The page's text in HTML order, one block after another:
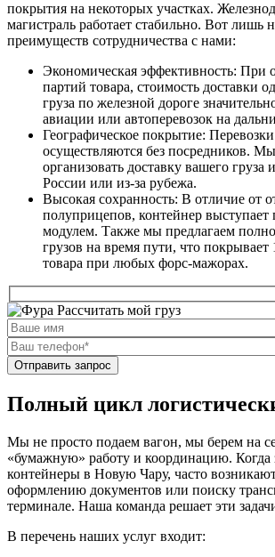
покрытия на некоторых участках.
магистраль работает стабильно. Вот лишь
преимуществ сотрудничества с нами:
Экономическая эффективность: При
партий товара, стоимость доставки
груза по железной дороге
авиации или автоперевозок на
Географическое покрытие:
осуществляются без посредников.
организовать доставку вашего груза
России или из-за рубежа.
Высокая сохранность: В отличие от
полуприцепов, контейнер
модулем. Также мы предлагаем
грузов на время пути, что покрывает
товара при любых форс-мажорах.
Рассчитать мой груз
Полный цикл
Мы не просто подаем вагон, мы берем на
«бумажную» работу и координацию. Когда
контейнеры в Новую Чару, часто
оформлению документов или поиску
терминале. Наша команда решает эти
В перечень наших услуг входит: